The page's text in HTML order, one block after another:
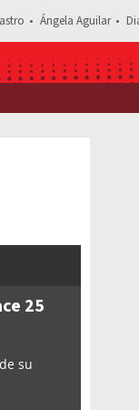
Ángela Aguilar
esta noticia
25
su